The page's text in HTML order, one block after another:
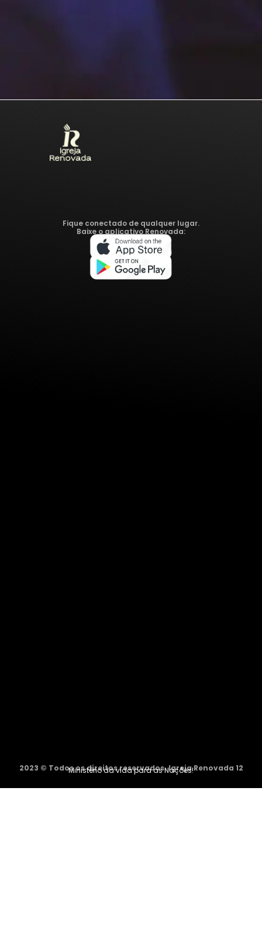
Fique conectado de qualquer lugar.
Baixe o aplicativo Renovada:
2023 © Todos os direitos reservados. Igreja Renovada 12
Ministério da vida para as Nações!